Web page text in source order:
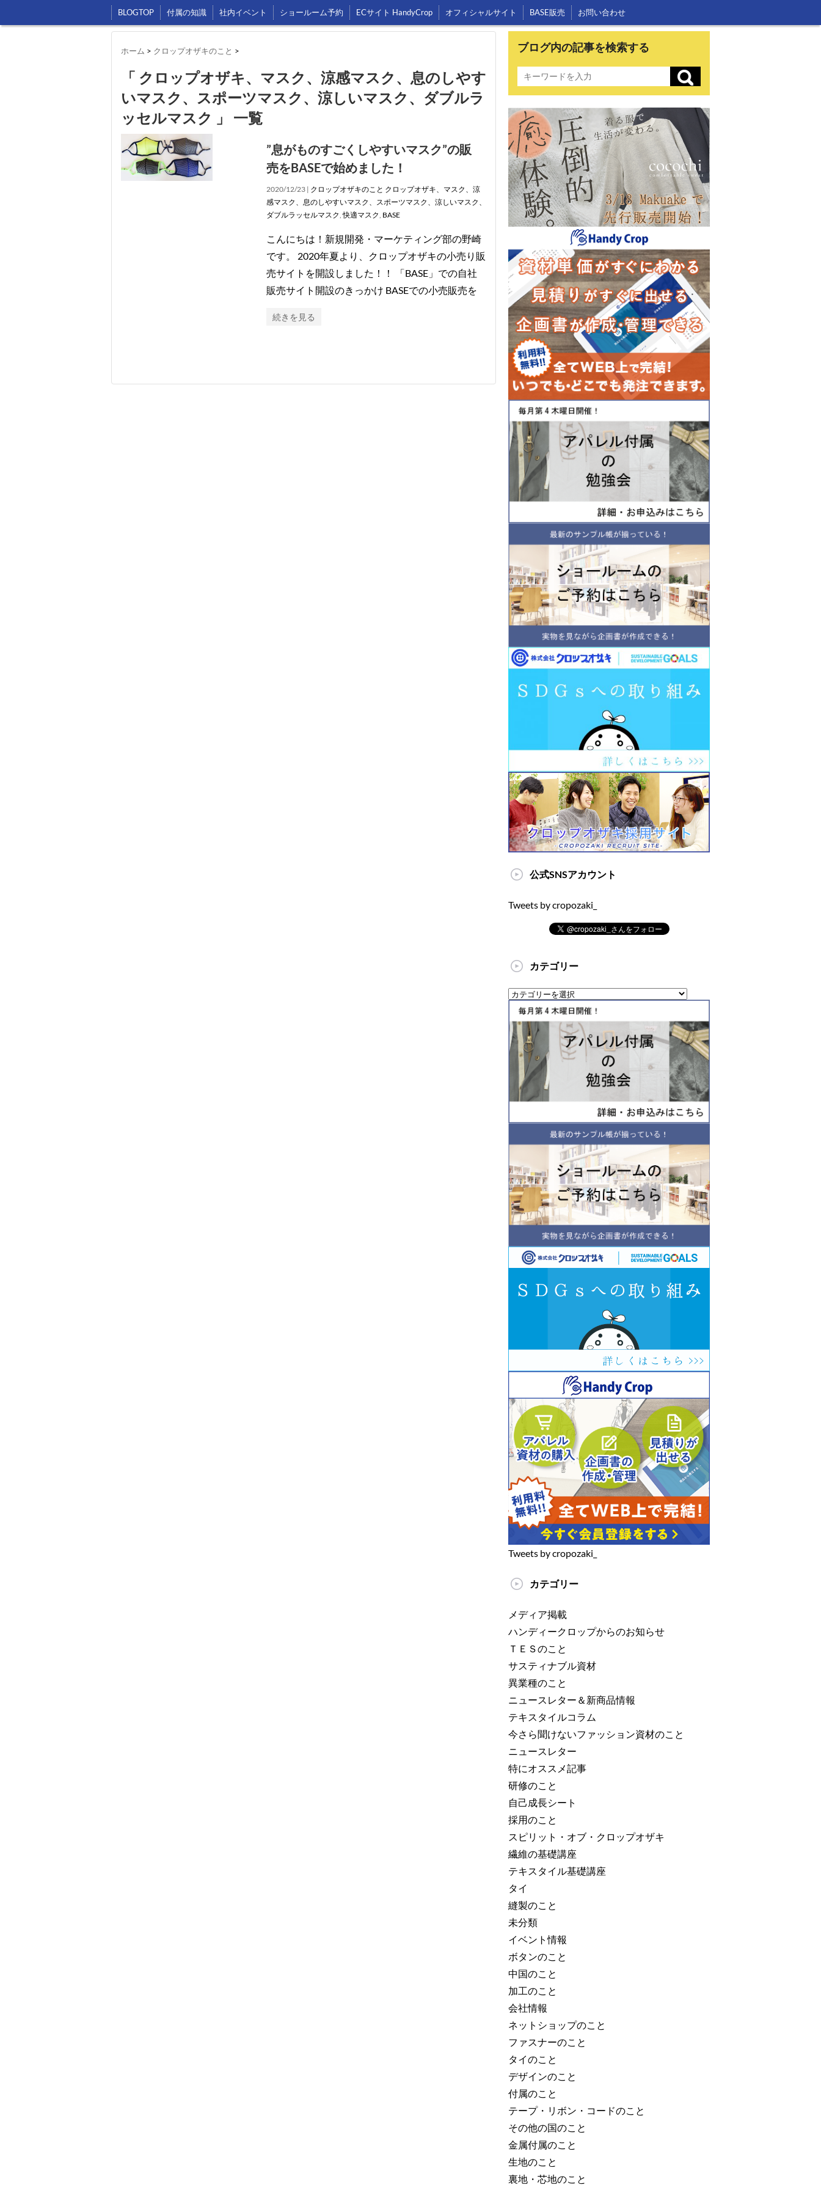
BLOGTOP 付属の知識 社内イベント ショールーム予約 ECサイト HandyCrop オフィシャルサイト BASE販売 お問い合わせ
ホーム > クロップオザキのこと >
「 クロップオザキ、マスク、涼感マスク、息のしやす
いマスク、スポーツマスク、涼しいマスク、ダブルラ
ッセルマスク 」 一覧
”息がものすごくしやすいマスク”の販
売をBASEで始めました！
2020/12/23 | クロップオザキのこと クロップオザキ、マスク、涼
感マスク、息のしやすいマスク、スポーツマスク、涼しいマスク、
ダブルラッセルマスク,快適マスク, BASE
こんにちは！新規開発・マーケティング部の野崎
です。 2020年夏より、クロップオザキの小売り販
売サイトを開設しました！！ 「BASE」での自社
販売サイト開設のきっかけ BASEでの小売販売を
続きを見る
ブログ内の記事を検索する
公式SNSアカウント
Tweets by cropozaki_
カテゴリー
Tweets by cropozaki_
カテゴリー
メディア掲載
ハンディークロップからのお知らせ
ＴＥＳのこと
サスティナブル資材
異業種のこと
ニュースレター＆新商品情報
テキスタイルコラム
今さら聞けないファッション資材のこと
ニュースレター
特にオススメ記事
研修のこと
自己成長シート
採用のこと
スピリット・オブ・クロップオザキ
繊維の基礎講座
テキスタイル基礎講座
タイ
縫製のこと
未分類
イベント情報
ボタンのこと
中国のこと
加工のこと
会社情報
ネットショップのこと
ファスナーのこと
タイのこと
デザインのこと
付属のこと
テープ・リボン・コードのこと
その他の国のこと
金属付属のこと
生地のこと
裏地・芯地のこと